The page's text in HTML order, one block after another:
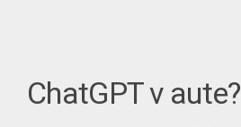
ChatGPT v aute?